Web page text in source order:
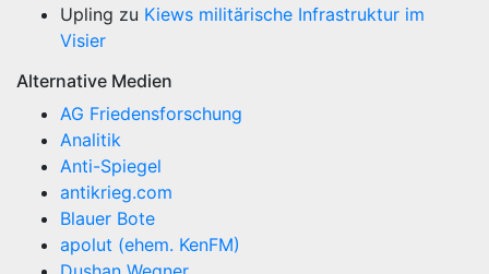
Upling zu Kiews militärische Infrastruktur im
Visier
Alternative Medien
AG Friedensforschung
Analitik
Anti-Spiegel
antikrieg.com
Blauer Bote
apolut (ehem. KenFM)